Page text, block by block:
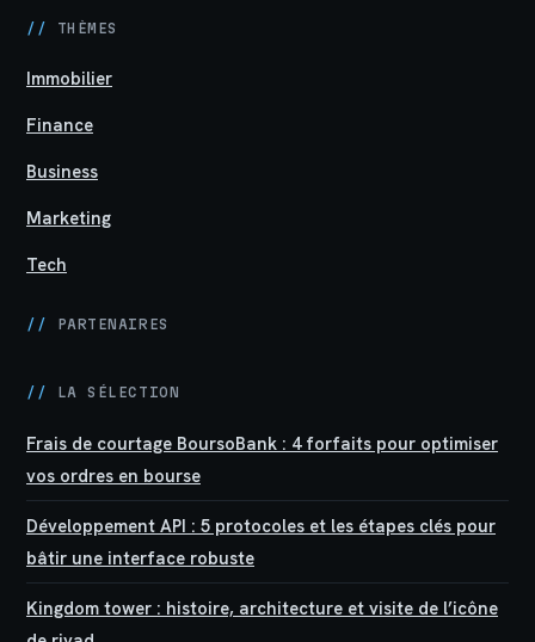
// THÈMES
Immobilier
Finance
Business
Marketing
Tech
// PARTENAIRES
// LA SÉLECTION
Frais de courtage BoursoBank : 4 forfaits pour optimiser
vos ordres en bourse
Développement API : 5 protocoles et les étapes clés pour
bâtir une interface robuste
Kingdom tower : histoire, architecture et visite de l’icône